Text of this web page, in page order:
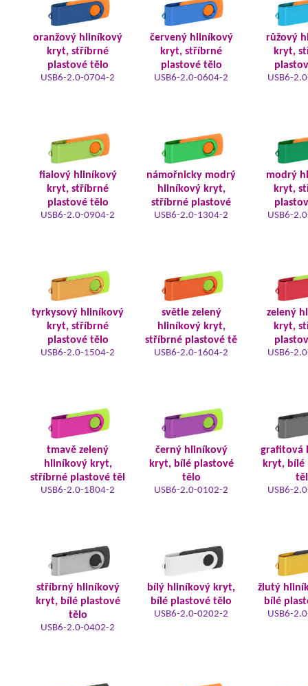
oranžový hliníkový
kryt, stříbrné
plastové tělo
USB6-2.0-0704-2
červený hliníkový
kryt, stříbrné
plastové tělo
USB6-2.0-0604-2
růžový
kryt,
USB6-
fialový hliníkový
kryt, stříbrné
plastové tělo
USB6-2.0-0904-2
námořnicky modrý
hliníkový kryt,
stříbrné plastové
USB6-2.0-1304-2
modrý
kryt,
USB6-
tyrkysový hliníkový
kryt, stříbrné
plastové tělo
USB6-2.0-1504-2
světle zelený
hliníkový kryt,
stříbrné plastové tě
USB6-2.0-1604-2
zelený
kryt,
USB6-
tmavě zelený
hliníkový kryt,
stříbrné plastové těl
USB6-2.0-1804-2
černý hliníkový
kryt, bílé plastové
tělo
USB6-2.0-0102-2
grafitová
kryt, bílé
USB6-
stříbrný hliníkový
kryt, bílé plastové
tělo
USB6-2.0-0402-2
bílý hliníkový kryt,
bílé plastové tělo
USB6-2.0-0202-2
žlutý
bílé
USB6-